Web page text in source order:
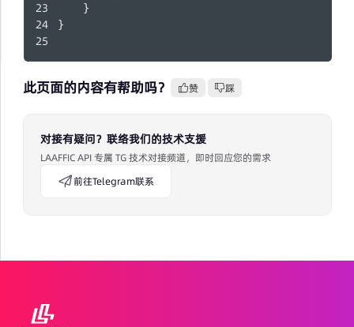
    }
}
此页面的内容有帮助吗？ 赞 踩
对接有疑问？联络我们的技术支援
LAAFFIC API 专属 TG 技术对接频道，即时回应您的需求
前往Telegram联系